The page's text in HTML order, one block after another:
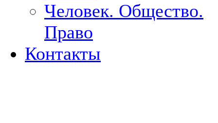
Человек. Общество.
Право
Контакты